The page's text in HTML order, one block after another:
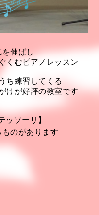
伸ばし
くむピアノレッスン
ち練習してくる
けが好評の教室です
ッソーリ】
のがあります